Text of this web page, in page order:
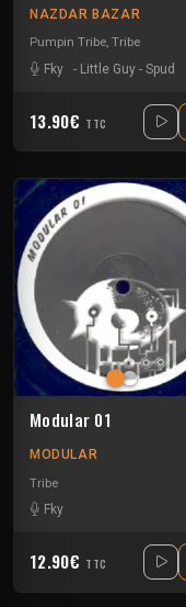
NAZDAR BAZAR
Pumpin Tribe, Tribe
Fky
- Little Guy - Spud
13.90€ TTC
Modular 01
MODULAR
Tribe
Fky
12.90€ TTC